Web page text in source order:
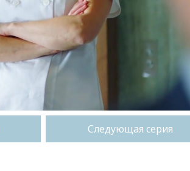
Следующая серия